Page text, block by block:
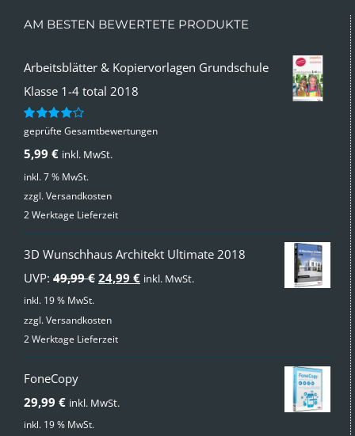
AM BESTEN BEWERTETE PRODUKTE
Arbeitsblätter & Kopiervorlagen Grundschule
Klasse 1-4 total 2018
Bewertet
von 5
geprüfte Gesamtbewertungen
5,99 € inkl. MwSt.
inkl. 7 % MwSt.
zzgl.Versandkosten
2 Werktage Lieferzeit
3D Wunschhaus Architekt Ultimate 2018
UVP: 49,99€ Ursprünglicher
war:
24,99 €Aktueller
inkl. MwSt.
inkl. 19 % MwSt.
zzgl.Versandkosten
2 Werktage Lieferzeit
FoneCopy
29,99 € inkl. MwSt.
inkl. 19 % MwSt.